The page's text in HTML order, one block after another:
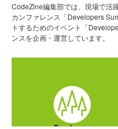
CodeZine編集部では、現場で活
カンファレンス「Developers
トするためのイベント「
ンスを企画・運営しています。